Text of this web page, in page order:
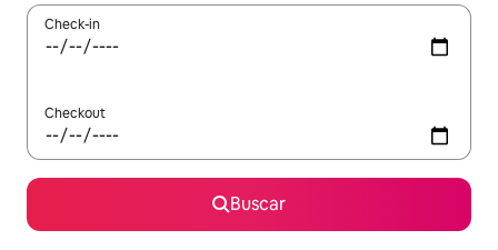
Check-in
Checkout
Buscar